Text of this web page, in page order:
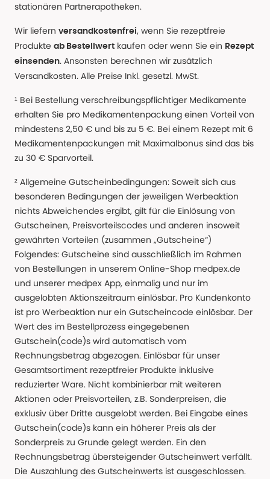
stationären Partnerapotheken.
Wir liefern versandkostenfrei, wenn Sie rezeptfreie
Produkte ab Bestellwert kaufen oder wenn Sie ein Rezept
einsenden. Ansonsten berechnen wir zusätzlich
Versandkosten. Alle Preise Inkl. gesetzl. MwSt.
¹ Bei Bestellung verschreibungspflichtiger Medikamente
erhalten Sie pro Medikamentenpackung einen Vorteil von
mindestens 2,50 € und bis zu 5 €. Bei einem Rezept mit 6
Medikamentenpackungen mit Maximalbonus sind das bis
zu 30 € Sparvorteil.
² Allgemeine Gutscheinbedingungen: Soweit sich aus
besonderen Bedingungen der jeweiligen Werbeaktion
nichts Abweichendes ergibt, gilt für die Einlösung von
Gutscheinen, Preisvorteilscodes und anderen insoweit
gewährten Vorteilen (zusammen „Gutscheine“)
Folgendes: Gutscheine sind ausschließlich im Rahmen
von Bestellungen in unserem Online-Shop medpex.de
und unserer medpex App, einmalig und nur im
ausgelobten Aktionszeitraum einlösbar. Pro Kundenkonto
ist pro Werbeaktion nur ein Gutscheincode einlösbar. Der
Wert des im Bestellprozess eingegebenen
Gutschein(code)s wird automatisch vom
Rechnungsbetrag abgezogen. Einlösbar für unser
Gesamtsortiment rezeptfreier Produkte inklusive
reduzierter Ware. Nicht kombinierbar mit weiteren
Aktionen oder Preisvorteilen, z.B. Sonderpreisen, die
exklusiv über Dritte ausgelobt werden. Bei Eingabe eines
Gutschein(code)s kann ein höherer Preis als der
Sonderpreis zu Grunde gelegt werden. Ein den
Rechnungsbetrag übersteigender Gutscheinwert verfällt.
Die Auszahlung des Gutscheinwerts ist ausgeschlossen.